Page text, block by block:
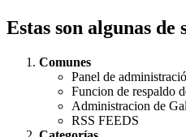
Estas son algunas
Comunes
Panel de
Funcion de respaldo
Administracion de
RSS FEEDS